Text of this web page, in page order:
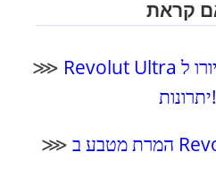
⋙ Revolut Ultra עבור יורו ל- USD: מלא
יתרונות!
⋙